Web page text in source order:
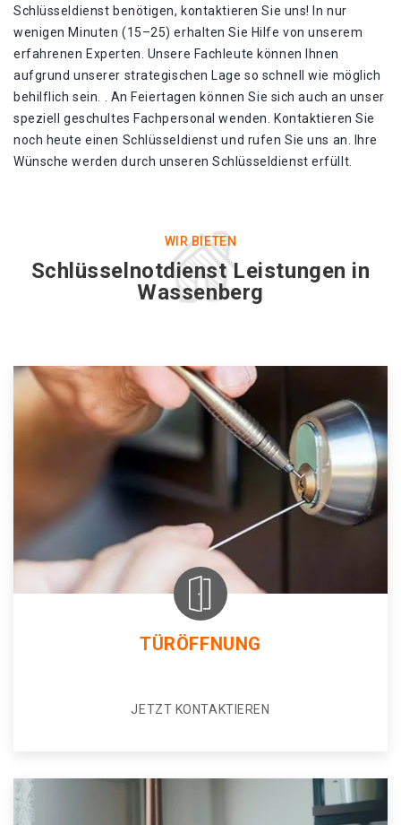
Schlüsseldienst benötigen, kontaktieren Sie uns! In nur
wenigen Minuten (15–25) erhalten Sie Hilfe von unserem
erfahrenen Experten. Unsere Fachleute können Ihnen
aufgrund unserer strategischen Lage so schnell wie möglich
behilflich sein. . An Feiertagen können Sie sich auch an unser
speziell geschultes Fachpersonal wenden. Kontaktieren Sie
noch heute einen Schlüsseldienst und rufen Sie uns an. Ihre
Wünsche werden durch unseren Schlüsseldienst erfüllt.
WIR BIETEN
Schlüsselnotdienst Leistungen in
Wassenberg
TÜRÖFFNUNG
JETZT KONTAKTIEREN